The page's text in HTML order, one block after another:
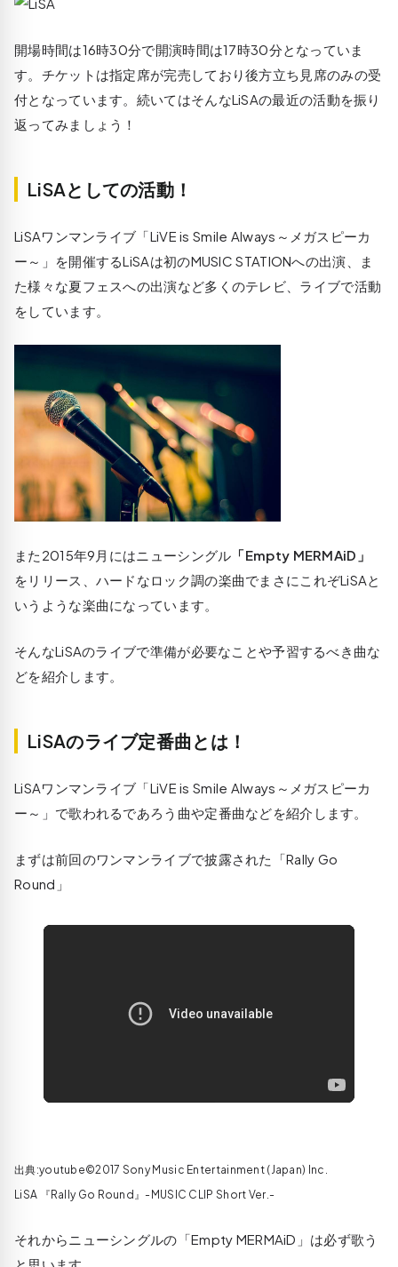
開場時間は16時30分で開演時間は17時30分となっていま
す。チケットは指定席が完売しており後方立ち見席のみの受
付となっています。続いてはそんなLiSAの最近の活動を振り
返ってみましょう！
LiSAとしての活動！
LiSAワンマンライブ「LiVE is Smile Always～メガスピーカ
ー～」を開催するLiSAは初のMUSIC STATIONへの出演、ま
た様々な夏フェスへの出演など多くのテレビ、ライブで活動
をしています。
また2015年9月にはニューシングル 「Empty MERMAiD」
をリリース、ハードなロック調の楽曲でまさにこれぞLiSAと
いうような楽曲になっています。
そんなLiSAのライブで準備が必要なことや予習するべき曲な
どを紹介します。
LiSAのライブ定番曲とは！
LiSAワンマンライブ「LiVE is Smile Always～メガスピーカ
ー～」で歌われるであろう曲や定番曲などを紹介します。
まずは前回のワンマンライブで披露された「Rally Go
Round」
出典:youtube©2017 Sony Music Entertainment (Japan) Inc.
LiSA 『Rally Go Round』-MUSIC CLIP Short Ver.-
それからニューシングルの「Empty MERMAiD」は必ず歌う
と思います。